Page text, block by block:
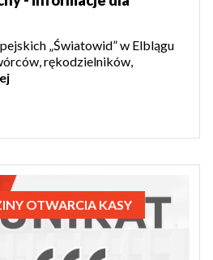
„Światowid” w Elblągu
rękodzielników,
OTWARCIA KASY